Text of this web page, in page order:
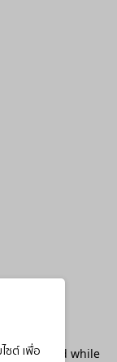
ซต์ เพื่อ
occurred while